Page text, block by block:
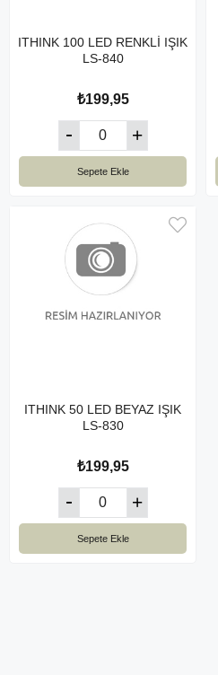
ITHINK 100 LED RENKLİ IŞIK
LS-840
₺199,95
Sepete Ekle
ITHINK 50 LED BEYAZ IŞIK
LS-830
₺199,95
Sepete Ekle